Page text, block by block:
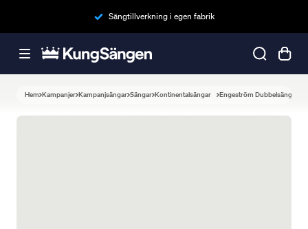
Sängtillverkning i egen fabrik
Hem Kampanjer Kampanjsängar Sängar Kontinentalsängar Engeström Dubbelsäng